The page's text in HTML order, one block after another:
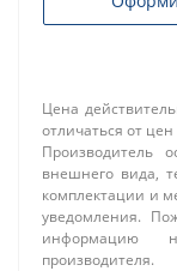
Цена
отличаться от
Производитель
внешнего вида,
комплектации и
уведомления.
информацию
производителя.